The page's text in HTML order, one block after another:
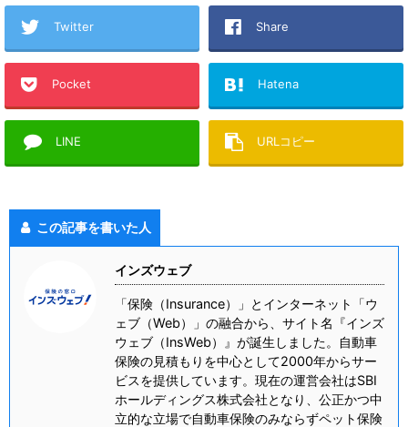
Twitter Share
Pocket Hatena
LINE URLコピー
この記事を書いた人
インズウェブ
「保険（Insurance）」とインターネット「ウ
ェブ（Web）」の融合から、サイト名『インズ
ウェブ（InsWeb）』が誕生しました。自動車
保険の見積もりを中心として2000年からサー
ビスを提供しています。現在の運営会社はSBI
ホールディングス株式会社となり、公正かつ中
立的な立場で自動車保険のみならずペット保険